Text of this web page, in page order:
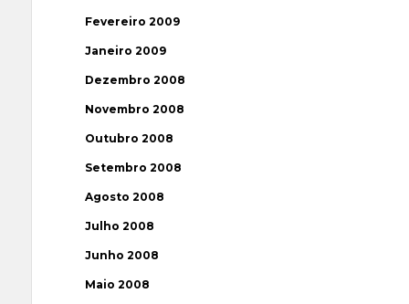
Fevereiro 2009
Janeiro 2009
Dezembro 2008
Novembro 2008
Outubro 2008
Setembro 2008
Agosto 2008
Julho 2008
Junho 2008
Maio 2008